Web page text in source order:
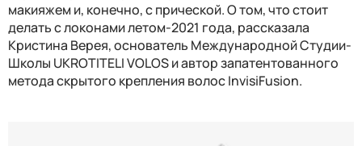
макияжем и, конечно, с прической. О том, что стоит
делать с локонами летом-2021 года, рассказала
Кристина Верея, основатель Международной Студии-
Школы UKROTITELI VOLOS и автор запатентованного
метода скрытого крепления волос InvisiFusion.